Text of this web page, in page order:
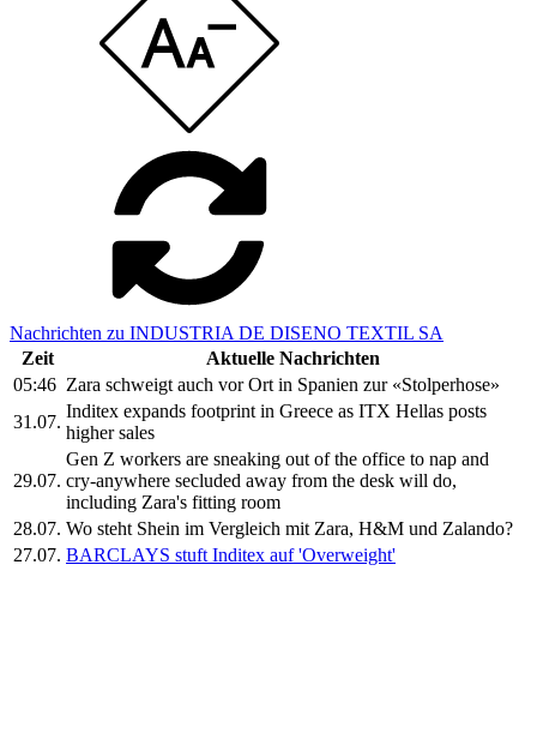
Nachrichten zu INDUSTRIA DE DISENO TEXTIL SA
Zeit
Aktuelle Nachrichten
05:46 Zara schweigt auch vor Ort in Spanien zur «Stolperhose»
31.07.
Inditex expands footprint in Greece as ITX Hellas posts
higher sales
29.07.
Gen Z workers are sneaking out of the office to nap and
cry-anywhere secluded away from the desk will do,
including Zara's fitting room
28.07. Wo steht Shein im Vergleich mit Zara, H&M und Zalando?
27.07. BARCLAYS stuft Inditex auf 'Overweight'